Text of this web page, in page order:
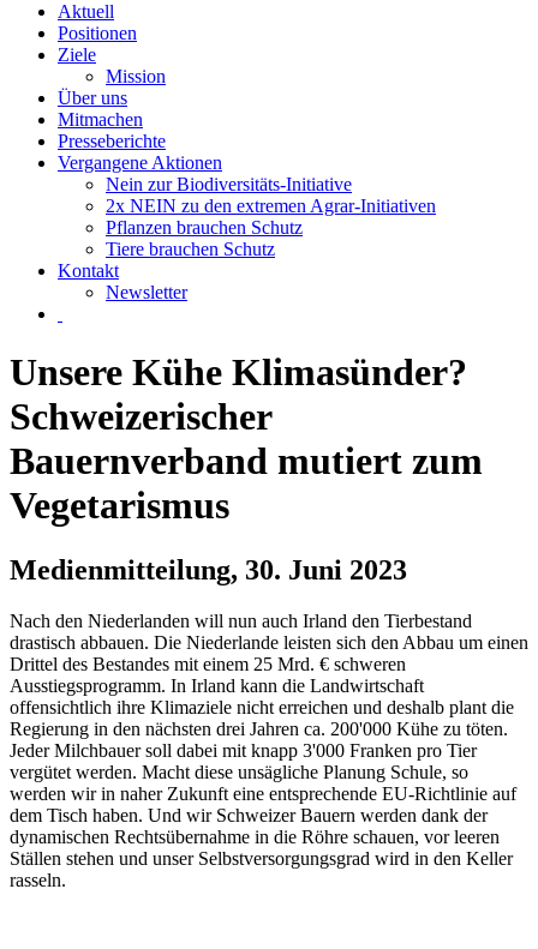
Aktuell
Positionen
Ziele
Mission
Über uns
Mitmachen
Presseberichte
Vergangene Aktionen
Nein zur Biodiversitäts-Initiative
2x NEIN zu den extremen Agrar-Initiativen
Pflanzen brauchen Schutz
Tiere brauchen Schutz
Kontakt
Newsletter
Unsere Kühe Klimasünder?
Schweizerischer
Bauernverband mutiert zum
Vegetarismus
Medienmitteilung, 30. Juni 2023
Nach den Niederlanden will nun auch Irland den Tierbestand
drastisch abbauen. Die Niederlande leisten sich den Abbau um einen
Drittel des Bestandes mit einem 25 Mrd. € schweren
Ausstiegsprogramm. In Irland kann die Landwirtschaft
offensichtlich ihre Klimaziele nicht erreichen und deshalb plant die
Regierung in den nächsten drei Jahren ca. 200'000 Kühe zu töten.
Jeder Milchbauer soll dabei mit knapp 3'000 Franken pro Tier
vergütet werden. Macht diese unsägliche Planung Schule, so
werden wir in naher Zukunft eine entsprechende EU-Richtlinie auf
dem Tisch haben. Und wir Schweizer Bauern werden dank der
dynamischen Rechtsübernahme in die Röhre schauen, vor leeren
Ställen stehen und unser Selbstversorgungsgrad wird in den Keller
rasseln.